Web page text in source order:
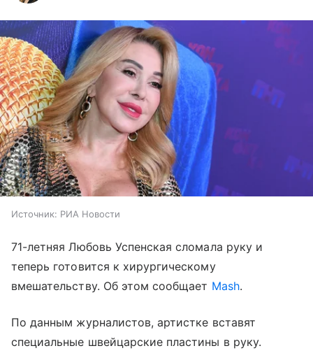
Источник: РИА Новости
71-летняя Любовь Успенская сломала руку и
теперь готовится к хирургическому
вмешательству. Об этом сообщает Mash.
По данным журналистов, артистке вставят
специальные швейцарские пластины в руку.